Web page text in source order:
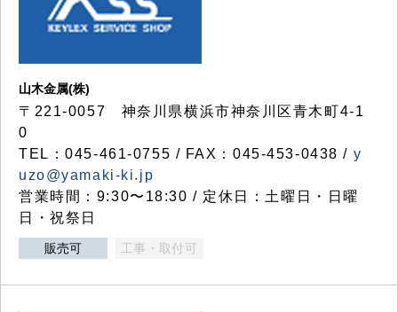
山木金属(株)
〒221-0057 神奈川県横浜市神奈川区青木町4-1
0
TEL：045-461-0755 / FAX：045-453-0438 / y
uzo@yamaki-ki.jp
営業時間：9:30〜18:30 / 定休日：土曜日・日曜
日・祝祭日
販売可 工事・取付可